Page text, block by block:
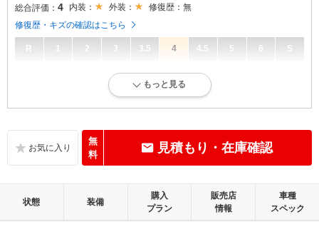
総合評価： 4 内装： 外装：
修復歴：無
修復歴・キズの確認はこちら
R 1 2 3 3.5 4 4.5 5 6 S
目立つ傷・凹み等が少しあり、加修が必要と思われる箇所が数箇所ある
補修の必要な目立つ損傷、悪臭等がないこと
外装：
補修の必要な目立つ損傷がないこと
もっと見る
無
料
見積もり・在庫確認
状態 装備
購入
プラン
販売店
情報
車種
スペック